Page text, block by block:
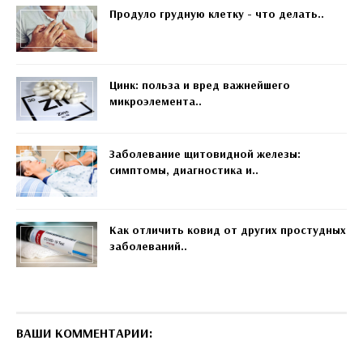
Продуло грудную клетку - что делать..
Цинк: польза и вред важнейшего
микроэлемента..
Заболевание щитовидной железы:
симптомы, диагностика и..
Как отличить ковид от других простудных
заболеваний..
ВАШИ КОММЕНТАРИИ: